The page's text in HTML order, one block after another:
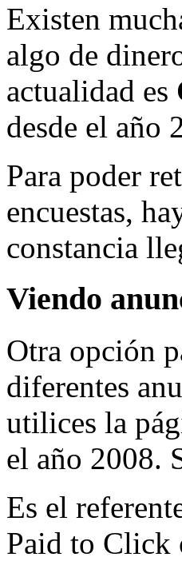
Existen
algo de
actualidad es
desde el año
Para poder
encuestas,
constancia
Viendo
Otra opción
diferentes
utilices la
el año 2008.
Es el
Paid to Click